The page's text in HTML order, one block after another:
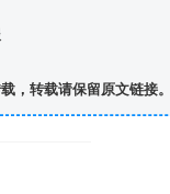
，转载请保留原文链接。